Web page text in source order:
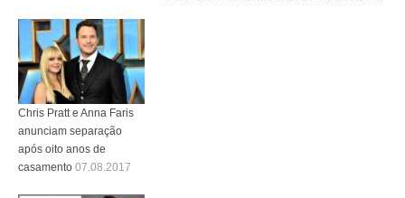
Chris Pratt e Anna Faris
anunciam separação
após oito anos de
casamento 07.08.2017